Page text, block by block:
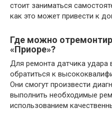
стоит заниматься
как это может привести к
Где можно
«Приоре»?
Для ремонта датчика удара
обратиться к
Они смогут произвести
выполнить необходимые
использованием